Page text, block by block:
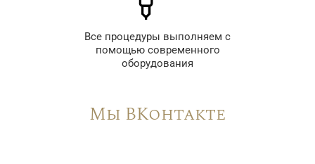
Все процедуры выполняем с
помощью современного
оборудования
Мы ВКонтакте